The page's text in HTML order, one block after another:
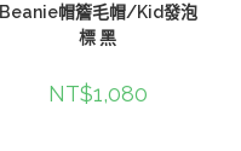
Beanie帽簷毛帽/Kid發泡
標 黑
NT$1,080